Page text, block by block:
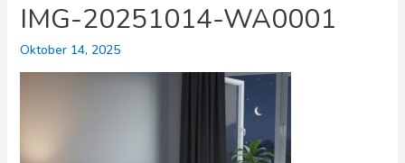
IMG-20251014-WA0001
Oktober 14, 2025